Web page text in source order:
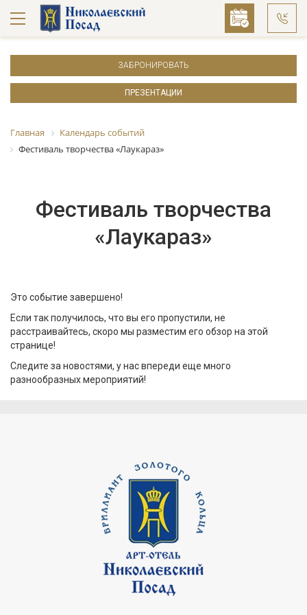
ЗАБРОНИРОВАТЬ
ПРЕЗЕНТАЦИИ
Главная
Календарь событий
Фестиваль творчества «Лаукараз»
Фестиваль творчества
«Лаукараз»
Это событие завершено!
Если так получилось, что вы его пропустили, не
расстраивайтесь, скоро мы разместим его обзор на этой
странице!
Следите за новостями, у нас впереди еще много
разнообразных мероприятий!